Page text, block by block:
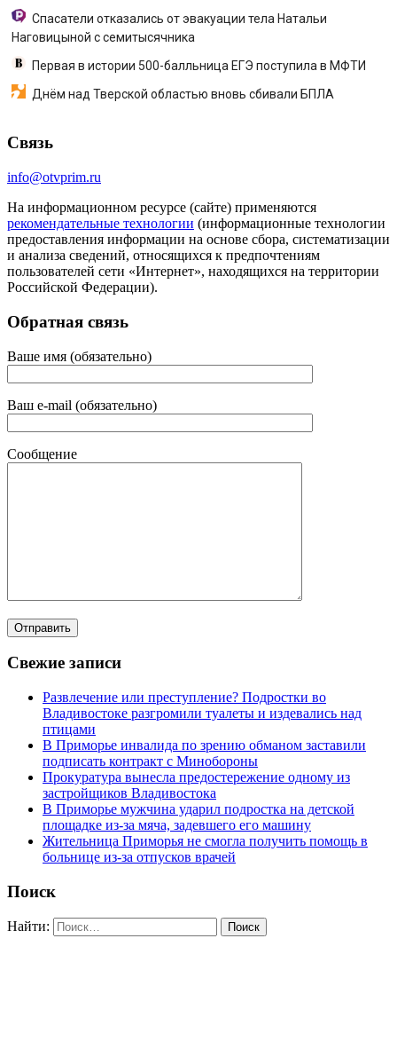
Спасатели отказались от эвакуации тела Натальи
Наговицыной с семитысячника
Первая в истории 500-балльница ЕГЭ поступила в МФТИ
Днём над Тверской областью вновь сбивали БПЛА
Связь
info@otvprim.ru
На информационном ресурсе (сайте) применяются
рекомендательные технологии (информационные технологии
предоставления информации на основе сбора, систематизации
и анализа сведений, относящихся к предпочтениям
пользователей сети «Интернет», находящихся на территории
Российской Федерации).
Обратная связь
Ваше имя (обязательно)
Ваш e-mail (обязательно)
Сообщение
Свежие записи
Развлечение или преступление? Подростки во
Владивостоке разгромили туалеты и издевались над
птицами
В Приморье инвалида по зрению обманом заставили
подписать контракт с Минобороны
Прокуратура вынесла предостережение одному из
застройщиков Владивостока
В Приморье мужчина ударил подростка на детской
площадке из-за мяча, задевшего его машину
Жительница Приморья не смогла получить помощь в
больнице из-за отпусков врачей
Поиск
Найти: